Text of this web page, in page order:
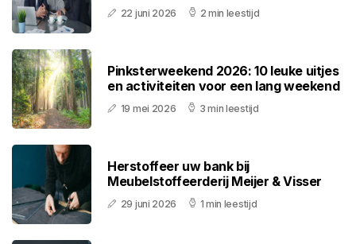
22 juni 2026 2 min leestijd
Pinksterweekend 2026: 10 leuke uitjes
en activiteiten voor een lang weekend
19 mei 2026 3 min leestijd
Herstoffeer uw bank bij
Meubelstoffeerderij Meijer & Visser
29 juni 2026 1 min leestijd